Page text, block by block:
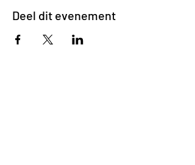
Deel dit evenement